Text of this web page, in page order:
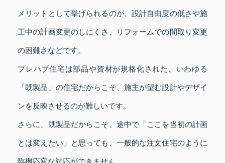
メリットとして挙げられるのが、設計自由度の低さや施
工中の計画変更のしにくさ、リフォームでの間取り変更
の困難さなどです。
プレハブ住宅は部品や資材が規格化された、いわゆる
「既製品」の住宅だからこそ、施主が望む設計やデザイ
ンを反映させるのが難しいです。
さらに、既製品だからこそ、途中で「ここを当初の計画
とは変えたい」と思っても、一般的な注文住宅のように
臨機応変な対応ができません。